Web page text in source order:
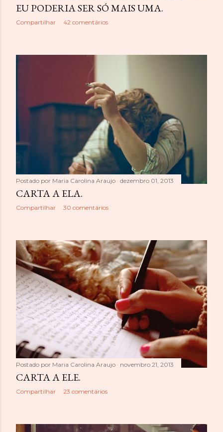
EU PODERIA SER SÓ MAIS UMA.
Compartilhar 42 comentários
Postado por Maria Carolina Araujo dezembro 01, 2013
CARTA A ELA.
Compartilhar 30 comentários
Postado por Maria Carolina Araujo novembro 21, 2013
CARTA A ELE.
Compartilhar 23 comentários